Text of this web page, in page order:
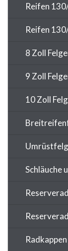
Reifen
Reifen
8 Zoll
9 Zoll
10 Zoll
Schläuche
Radkappen